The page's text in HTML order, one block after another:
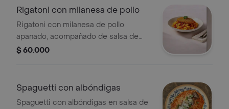
Rigatoni con milanesa de pollo
Rigatoni con milanesa de pollo
apanado, acompañado de salsa de
tomate.
$ 60.000
Spaguetti con albóndigas
Spaguetti con albóndigas en salsa de